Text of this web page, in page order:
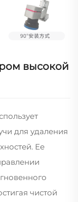
высокой
для удаления
Ее
чистой